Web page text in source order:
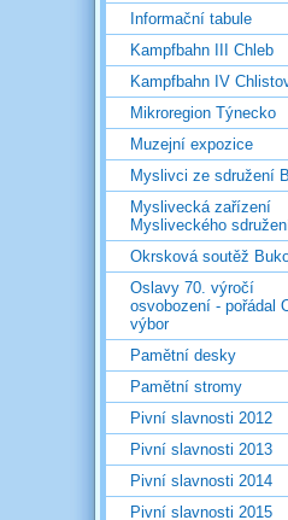
Informační tabule
Kampfbahn III Chleb
Kampfbahn IV
Mikroregion Týnecko
Muzejní expozice
Myslivci ze sdružení
Myslivecká zařízení
Mysliveckého
Okrsková soutěž
Oslavy 70. výročí
osvobození - pořádal
výbor
Pamětní desky
Pamětní stromy
Pivní slavnosti 2012
Pivní slavnosti 2013
Pivní slavnosti 2014
Pivní slavnosti 2015